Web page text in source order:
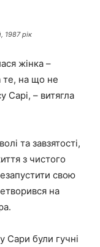
1987 рік
жінка –
те, на що не
Сарі, – витягла
та завзятості,
з чистого
свою
на
Сари були гучні